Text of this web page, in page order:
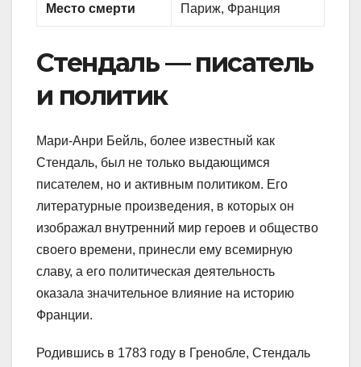
Место смерти Париж, Франция
Стендаль — писатель
и политик
Мари-Анри Бейль, более известный как
Стендаль, был не только выдающимся
писателем, но и активным политиком. Его
литературные произведения, в которых он
изображал внутренний мир героев и общество
своего времени, принесли ему всемирную
славу, а его политическая деятельность
оказала значительное влияние на историю
Франции.
Родившись в 1783 году в Гренобле, Стендаль